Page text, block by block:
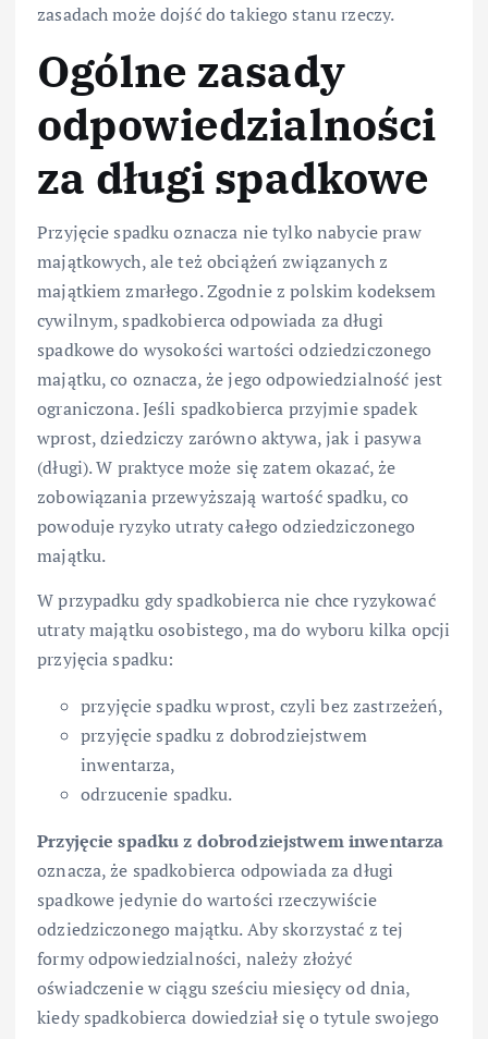
zasadach może dojść do takiego stanu rzeczy.
Ogólne zasady
odpowiedzialności
za długi spadkowe
Przyjęcie spadku oznacza nie tylko nabycie praw
majątkowych, ale też obciążeń związanych z
majątkiem zmarłego. Zgodnie z polskim kodeksem
cywilnym, spadkobierca odpowiada za długi
spadkowe do wysokości wartości odziedziczonego
majątku, co oznacza, że jego odpowiedzialność jest
ograniczona. Jeśli spadkobierca przyjmie spadek
wprost, dziedziczy zarówno aktywa, jak i pasywa
(długi). W praktyce może się zatem okazać, że
zobowiązania przewyższają wartość spadku, co
powoduje ryzyko utraty całego odziedziczonego
majątku.
W przypadku gdy spadkobierca nie chce ryzykować
utraty majątku osobistego, ma do wyboru kilka opcji
przyjęcia spadku:
przyjęcie spadku wprost, czyli bez zastrzeżeń,
przyjęcie spadku z dobrodziejstwem
inwentarza,
odrzucenie spadku.
Przyjęcie spadku z dobrodziejstwem inwentarza
oznacza, że spadkobierca odpowiada za długi
spadkowe jedynie do wartości rzeczywiście
odziedziczonego majątku. Aby skorzystać z tej
formy odpowiedzialności, należy złożyć
oświadczenie w ciągu sześciu miesięcy od dnia,
kiedy spadkobierca dowiedział się o tytule swojego